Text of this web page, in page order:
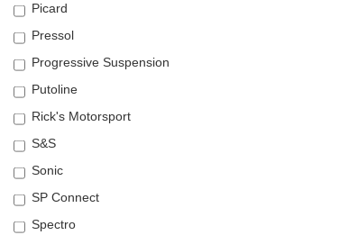
Picard
Pressol
Progressive Suspension
Putoline
Rick's Motorsport
S&S
Sonic
SP Connect
Spectro